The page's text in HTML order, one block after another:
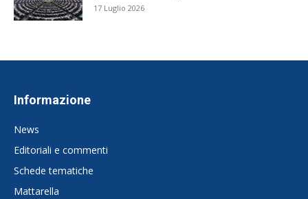
17 Luglio 2026
Informazione
News
Editoriali e commenti
Schede tematiche
Mattarella